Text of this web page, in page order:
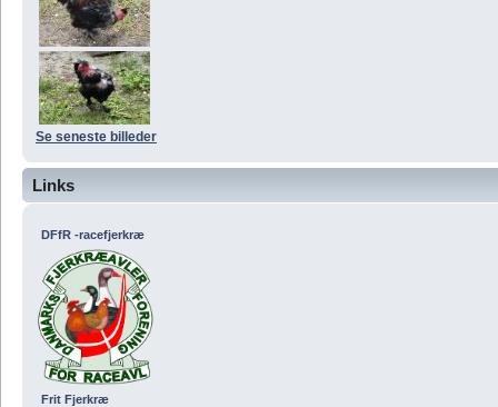
Se seneste billeder
Links
DFfR -racefjerkræ
Frit Fjerkræ